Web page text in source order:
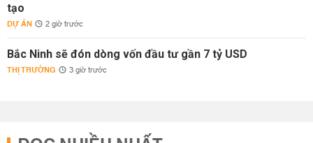
tạo
DỰ ÁN 2 giờ trước
Bắc Ninh sẽ đón dòng vốn đầu tư gần 7 tỷ USD
THỊ TRƯỜNG 3 giờ trước